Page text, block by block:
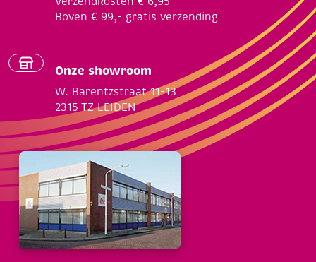
Boven € 99,- gratis verzending
Onze showroom
W. Barentzstraat 11-13
2315 TZ LEIDEN